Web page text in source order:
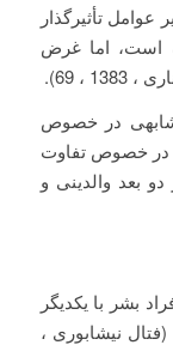
تأثيرگذار
است، اما غرض
69).
در خصوص
در خصوص تفاوت
بعد والدینی و
بشر با یکدیگر
نیشابوری ،